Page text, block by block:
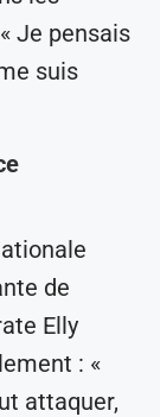
Je pensais
suis
de
Elly
: «
attaquer,